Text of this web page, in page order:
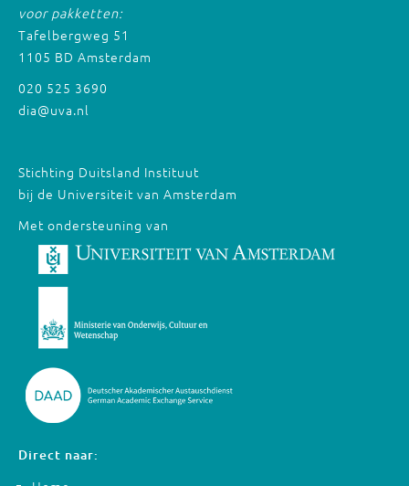
voor pakketten:
Tafelbergweg 51
1105 BD Amsterdam
020 525 3690
dia@uva.nl
Stichting Duitsland Instituut
bij de Universiteit van Amsterdam
Met ondersteuning van
Direct naar: